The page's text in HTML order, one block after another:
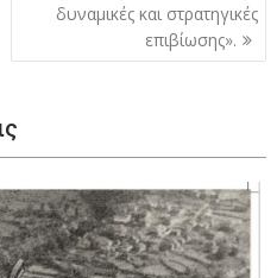
δυναμικές και στρατηγικές
επιβίωσης».